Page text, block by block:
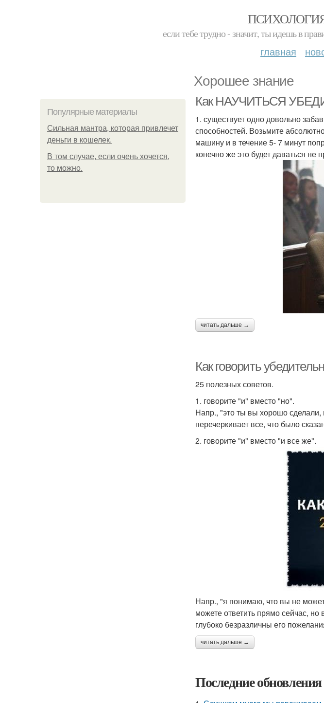
если тебе трудно - значит, ты идешь в
главная
Хорошее знание
Популярные материалы
Сильная мантра, которая привлечет
деньги в кошелек.
В том случае, если очень хочется,
то можно.
Как НАУЧИТЬСЯ
1. существует одно довольно
способностей. Возьмите
машину и в течение 5- 7 минут
конечно же это будет даваться не
читать дальше →
Как говорить
25 полезных советов.
1. говорите "и" вместо "но".
Напр., "это ты вы хорошо
перечеркивает все, что было
2. говорите "и" вместо "и все же".
Напр., "я понимаю, что вы не
можете ответить прямо сейчас,
глубоко безразличны его
читать дальше →
Последние обновления